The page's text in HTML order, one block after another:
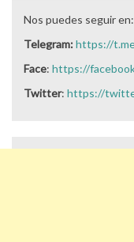
Nos puedes seguir en:
Telegram:https://
Face: https://
Twitter: https://